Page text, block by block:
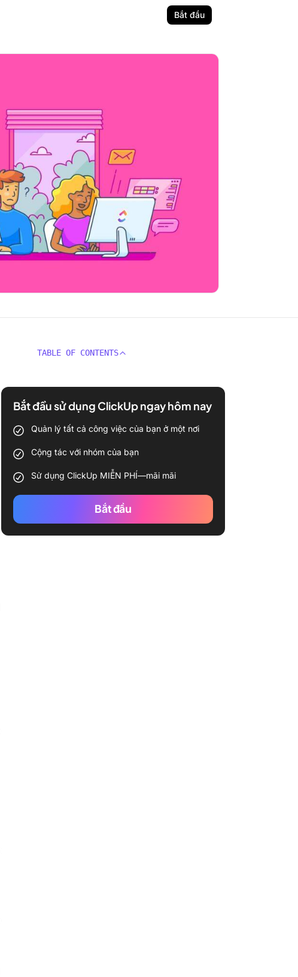
Bắt đầu
TABLE OF CONTENTS
Bắt đầu sử dụng ClickUp ngay hôm nay
Quản lý tất cả công việc của bạn ở một nơi
Cộng tác với nhóm của bạn
Sử dụng ClickUp MIỄN PHÍ—mãi mãi
Bắt đầu